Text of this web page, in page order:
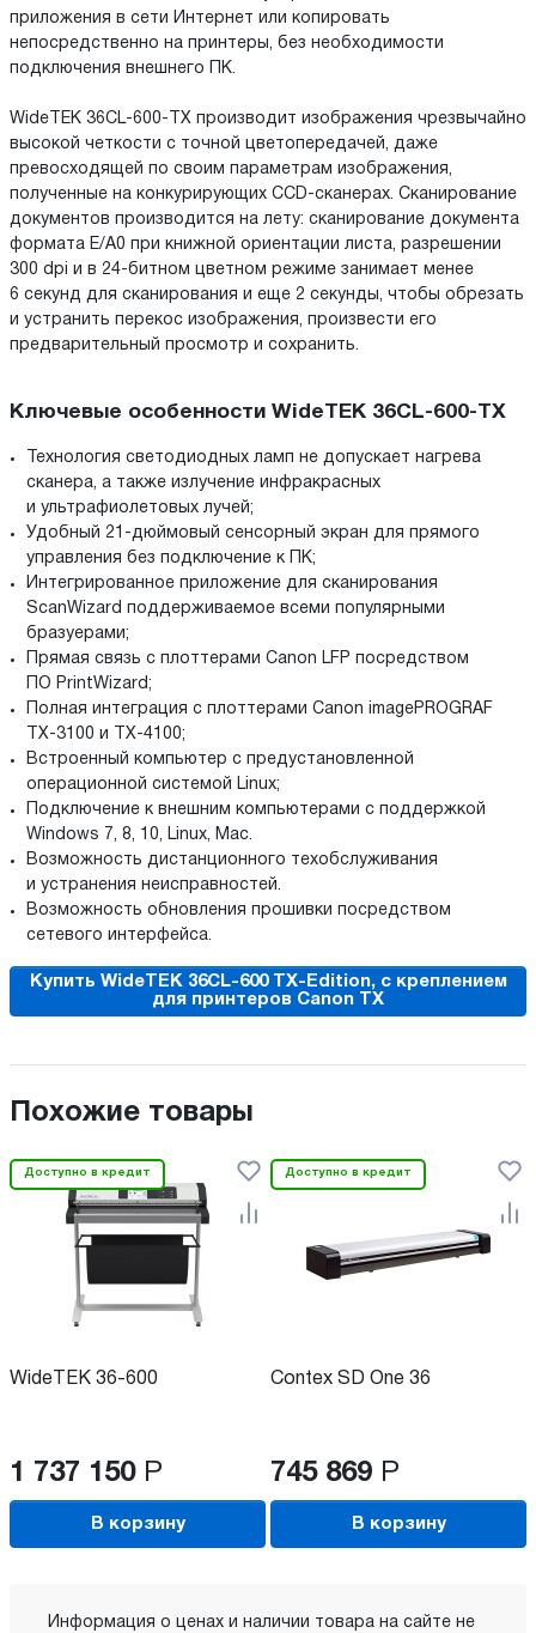
приложения в сети Интернет или копировать
непосредственно на принтеры, без необходимости
подключения внешнего ПК.
WideTEK 36CL-600-TX производит изображения чрезвычайно
высокой четкости с точной цветопередачей, даже
превосходящей по своим параметрам изображения,
полученные на конкурирующих CCD-сканерах. Сканирование
документов производится на лету: сканирование документа
формата Е/A0 при книжной ориентации листа, разрешении
300 dpi и в 24-битном цветном режиме занимает менее
6 секунд для сканирования и еще 2 секунды, чтобы обрезать
и устранить перекос изображения, произвести его
предварительный просмотр и сохранить.
Ключевые особенности WideTEK 36CL-600-TX
Технология светодиодных ламп не допускает нагрева
сканера, а также излучение инфракрасных
и ультрафиолетовых лучей;
Удобный 21-дюймовый сенсорный экран для прямого
управления без подключение к ПК;
Интегрированное приложение для сканирования
ScanWizard поддерживаемое всеми популярными
бразуерами;
Прямая связь с плоттерами Canon LFP посредством
ПО PrintWizard;
Полная интеграция с плоттерами Canon imagePROGRAF
TX-3100 и TX-4100;
Встроенный компьютер с предустановленной
операционной системой Linux;
Подключение к внешним компьютерами с поддержкой
Windows 7, 8, 10, Linux, Mac.
Возможность дистанционного техобслуживания
и устранения неисправностей.
Возможность обновления прошивки посредством
сетевого интерфейса.
Купить WideTEK 36CL-600 TX-Edition, с креплением
для принтеров Canon TX
Похожие товары
Доступно в кредит
WideTEK 36-600
1 737 150 Р
В корзину
Доступно в кредит
Contex SD One 36
745 869 Р
В корзину
Информация о ценах и наличии товара на сайте не